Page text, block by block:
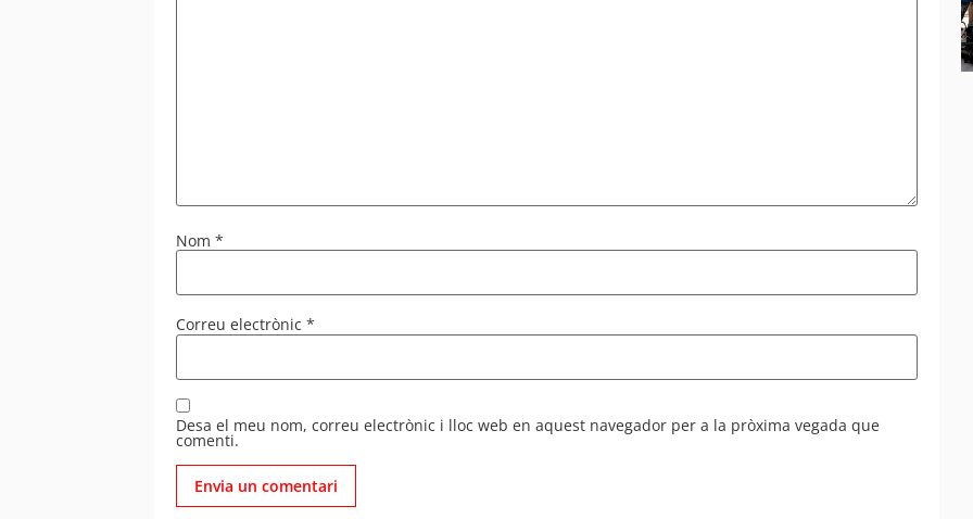
Nom *
Correu electrònic *
Desa el meu nom, correu electrònic i lloc web en aquest navegador per a la pròxima vegada que
comenti.